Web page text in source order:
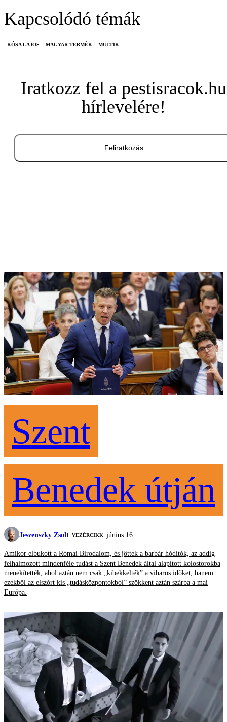
Kapcsolódó témák
KÓSA LAJOS MAGYAR TERMÉK MULTIK
Iratkozz fel a pestisracok.hu
hírlevelére!
Feliratkozás
Szent
Benedek útján
Jeszenszky Zsolt VEZÉRCIKK június 16.
Amikor elbukott a Római Birodalom, és jöttek a barbár hódítók, az addig
felhalmozott mindenféle tudást a Szent Benedek által alapított kolostorokba
menekítették, ahol aztán nem csak „kibekkelték” a viharos időket, hanem
ezekből az elszórt kis „tudásközpontokból” szökkent aztán szárba a mai
Európa.